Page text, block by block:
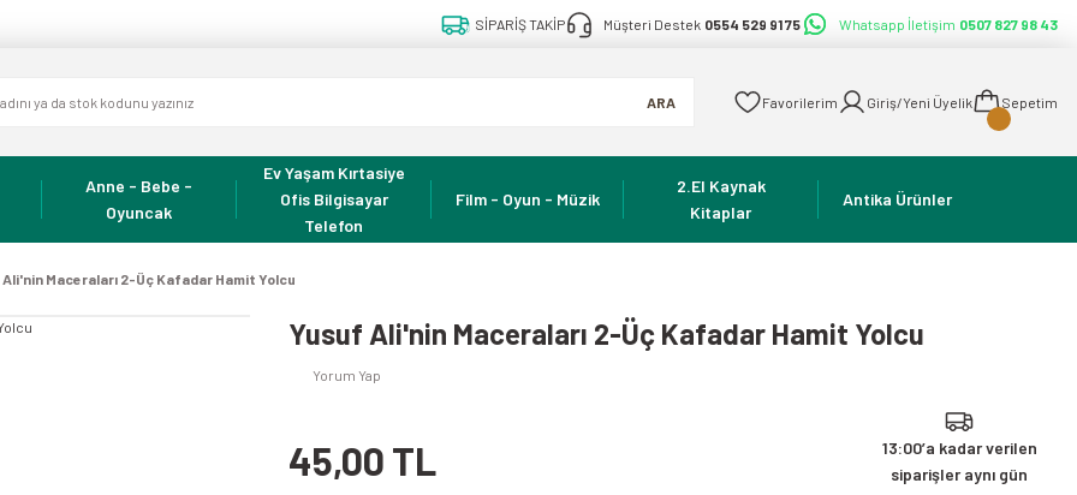
SİPARİŞ TAKİP Müşteri Destek 0554 529 91 75 Whatsapp İletişim 0507 827 98 43
ARA Favorilerim Giriş/Yeni Üyelik Sepetim
Anne - Bebe -
Oyuncak
Ev Yaşam Kırtasiye
Ofis Bilgisayar
Telefon
Film - Oyun - Müzik
2.El Kaynak
Kitaplar
Antika Ürünler
Maceraları 2-Üç Kafadar Hamit Yolcu
Yusuf Ali'nin Maceraları 2-Üç Kafadar Hamit Yolcu
Yorum Yap
45,00 TL
13:00’a kadar verilen
siparişler aynı gün